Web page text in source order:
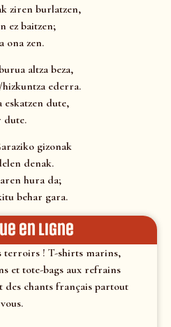
ziren burlatzen,
ez baitzen;
ona zen.
altza beza,
ederra.
dute,
dute.
gizonak
denak.
hura da;
behar gara.
en ligne
terroirs ! T-shirts marins,
et tote-bags aux refrains
des chants français partout